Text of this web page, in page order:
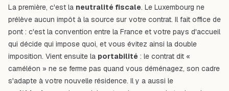
La première, c'est la neutralité fiscale. Le Luxembourg ne
prélève aucun impôt à la source sur votre contrat. Il fait office de
pont : c'est la convention entre la France et votre pays d'accueil
qui décide qui impose quoi, et vous évitez ainsi la double
imposition. Vient ensuite la portabilité : le contrat dit «
caméléon » ne se ferme pas quand vous déménagez, son cadre
s'adapte à votre nouvelle résidence. Il y a aussi le